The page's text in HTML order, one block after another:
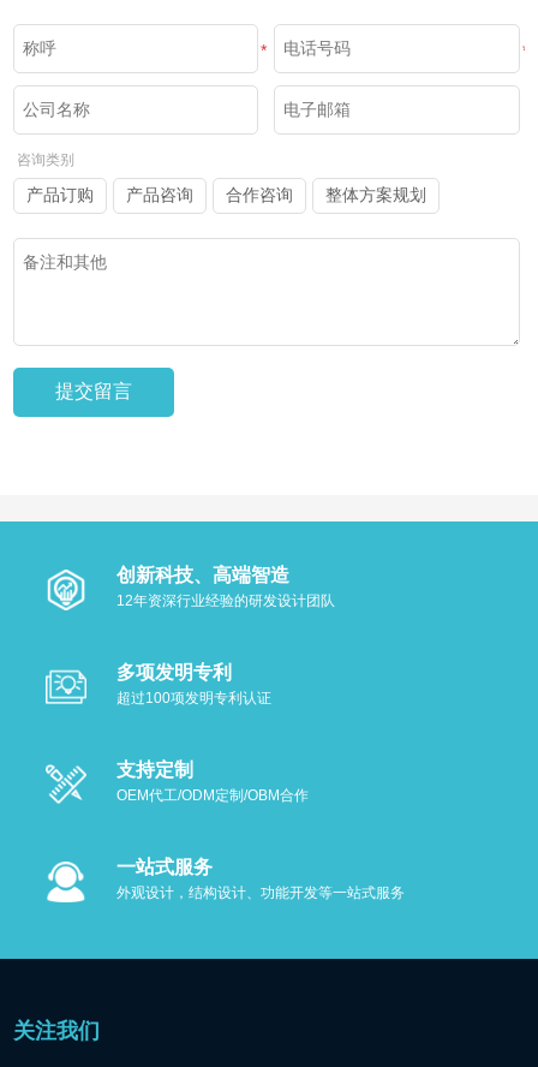
* *
咨询类别
产品订购 产品咨询 合作咨询 整体方案规划
创新科技、高端智造
12年资深行业经验的研发设计团队
多项发明专利
超过100项发明专利认证
支持定制
OEM代工/ODM定制/OBM合作
一站式服务
外观设计，结构设计、功能开发等一站式服务
关注我们